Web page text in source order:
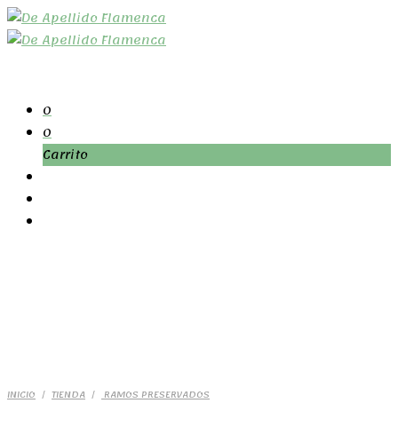
0
0
Carrito
INICIO / TIENDA / RAMOS PRESERVADOS